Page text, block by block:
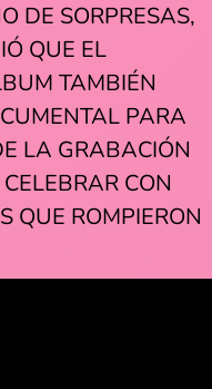
DE SORPRESAS,
QUE EL
TAMBIÉN
PARA
LA GRABACIÓN
CON
QUE ROMPIERON